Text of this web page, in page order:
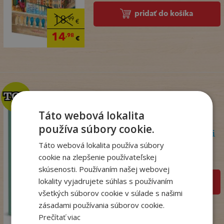
18,99 €
14,98€
pridať do košíka
22
18,09€
TOP
TOP
Psychoterapeutka v akcii
Perryová Philippa
Na sklade
pridať do košíka
Táto webová lokalita
používa súbory cookie.
Táto webová lokalita používa súbory
cookie na zlepšenie používateľskej
skúsenosti. Používaním našej webovej
lokality vyjadrujete súhlas s používaním
všetkých súborov cookie v súlade s našimi
zásadami používania súborov cookie.
Prečítať viac